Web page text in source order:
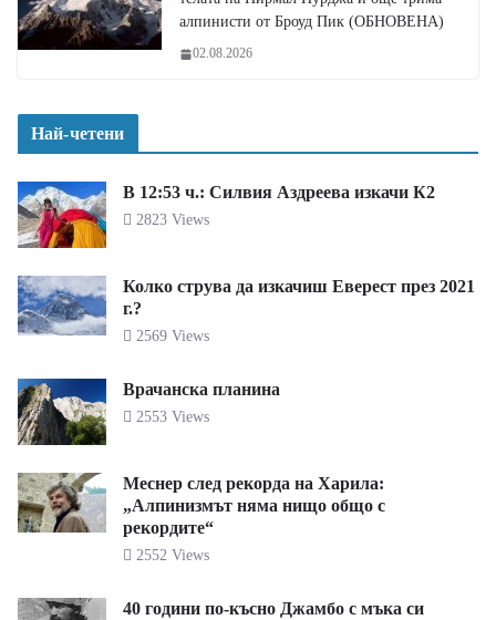
алпинисти от Броуд Пик (ОБНОВЕНА)
02.08.2026
Най-четени
В 12:53 ч.: Силвия Аздреева изкачи К2
2823 Views
Колко струва да изкачиш Еверест през 2021
г.?
2569 Views
Врачанска планина
2553 Views
Меснер след рекорда на Харила:
„Алпинизмът няма нищо общо с
рекордите“
2552 Views
40 години по-късно Джамбо с мъка си